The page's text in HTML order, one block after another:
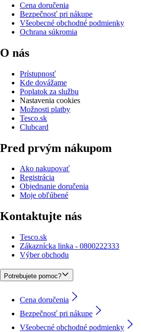
Cena doručenia
Bezpečnosť pri nákupe
Všeobecné obchodné podmienky
Ochrana súkromia
O nás
Prístupnosť
Kde dovážame
Poplatok za službu
Nastavenia cookies
Možnosti platby
Tesco.sk
Clubcard
Pred prvým nákupom
Ako nakupovať
Registrácia
Objednanie doručenia
Moje obľúbené
Kontaktujte nás
Tesco.sk
Zákaznícka linka - 0800222333
Výber obchodu
Potrebujete pomoc?
Cena doručenia
Bezpečnosť pri nákupe
Všeobecné obchodné podmienky